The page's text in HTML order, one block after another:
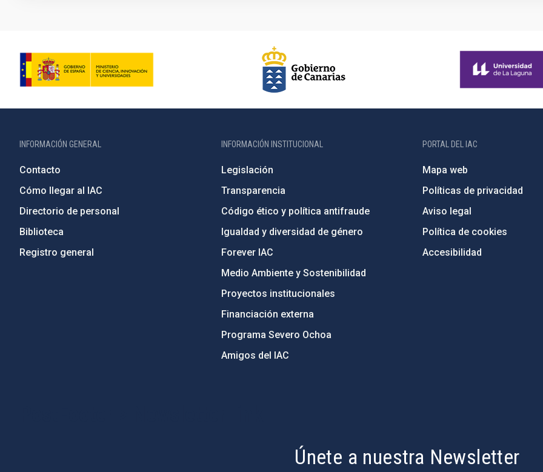
INFORMACIÓN GENERAL
Contacto
Cómo llegar al IAC
Directorio de personal
Biblioteca
Registro general
INFORMACIÓN INSTITUCIONAL
Legislación
Transparencia
Código ético y política antifraude
Igualdad y diversidad de género
Forever IAC
Medio Ambiente y Sostenibilidad
Proyectos institucionales
Financiación externa
Programa Severo Ochoa
Amigos del IAC
PORTAL DEL IAC
Mapa web
Políticas de privacidad
Aviso legal
Política de cookies
Accesibilidad
Únete a nuestra Newsletter